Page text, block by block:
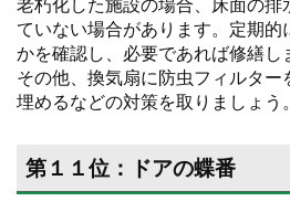
ていない場合があります。定期的
かを確認し、必要であれば修繕し
その他、換気扇に防虫フィルタ
埋めるなどの対策を取りましょう。
第１１位：ドアの蝶番